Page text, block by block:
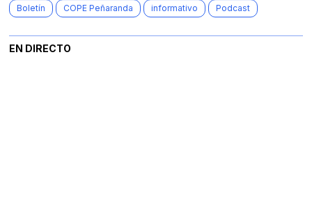
Boletín COPE Peñaranda informativo Podcast
EN DIRECTO